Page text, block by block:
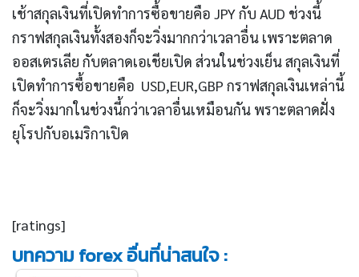
เช้าสกุลเงินที่เปิดทำการซื้อขายคือ JPY กับ AUD ช่วงนี้
กราฟสกุลเงินทั้งสองก็จะวิ่งมากกว่าเวลาอื่น เพราะตลาด
ออสเตรเลีย กับตลาดเอเชียเปิด ส่วนในช่วงเย็น สกุลเงินที่
เปิดทำการซื้อขายคือ USD,EUR,GBP กราฟสกุลเงินเหล่านี้
ก็จะวิ่งมากในช่วงนี้กว่าเวลาอื่นเหมือนกัน พราะตลาดฝั่ง
ยุโรปกับอเมริกาเปิด
[ratings]
บทความ forex อื่นที่น่าสนใจ :